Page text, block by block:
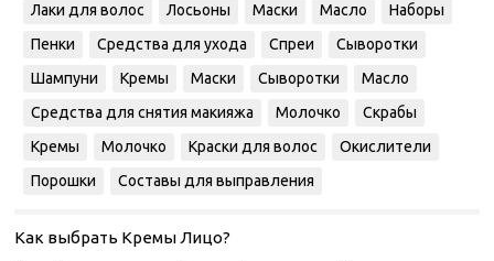
Лаки для волос
Лосьоны Маски Масло
Наборы
Пенки
Средства для ухода Спреи
Сыворотки
Шампуни
Кремы Маски Сыворотки
Масло
Средства для снятия макияжа
Молочко
Скрабы
Кремы
Молочко Краски для волос
Окислители
Порошки
Составы для выправления
Как выбрать Кремы Лицо?